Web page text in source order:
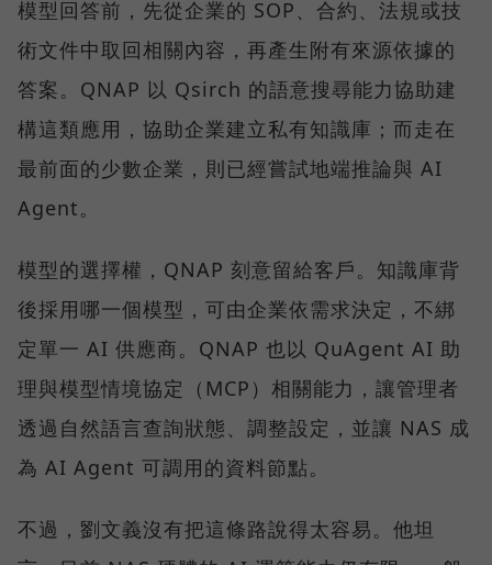
模型回答前，先從企業的 SOP、合約、法規或技
術文件中取回相關內容，再產生附有來源依據的
答案。QNAP 以 Qsirch 的語意搜尋能力協助建
構這類應用，協助企業建立私有知識庫；而走在
最前面的少數企業，則已經嘗試地端推論與 AI
Agent。
模型的選擇權，QNAP 刻意留給客戶。知識庫背
後採用哪一個模型，可由企業依需求決定，不綁
定單一 AI 供應商。QNAP 也以 QuAgent AI 助
理與模型情境協定（MCP）相關能力，讓管理者
透過自然語言查詢狀態、調整設定，並讓 NAS 成
為 AI Agent 可調用的資料節點。
不過，劉文義沒有把這條路說得太容易。他坦